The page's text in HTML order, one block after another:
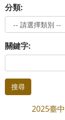
分類:
關鍵字:
搜尋
2025臺